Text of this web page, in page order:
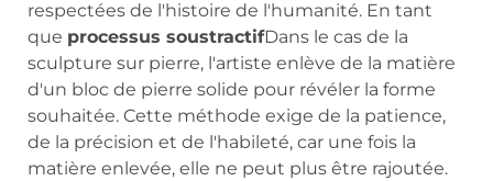
respectées de l'histoire de l'humanité. En tant
que processus soustractifDans le cas de la
sculpture sur pierre, l'artiste enlève de la matière
d'un bloc de pierre solide pour révéler la forme
souhaitée. Cette méthode exige de la patience,
de la précision et de l'habileté, car une fois la
matière enlevée, elle ne peut plus être rajoutée.